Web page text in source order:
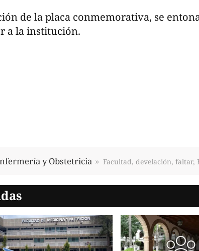
de la placa conmemorativa, se
a la institución.
y Obstetricia Facultad, develación, faltar,